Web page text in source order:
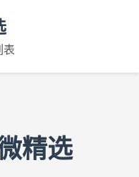
表
精选